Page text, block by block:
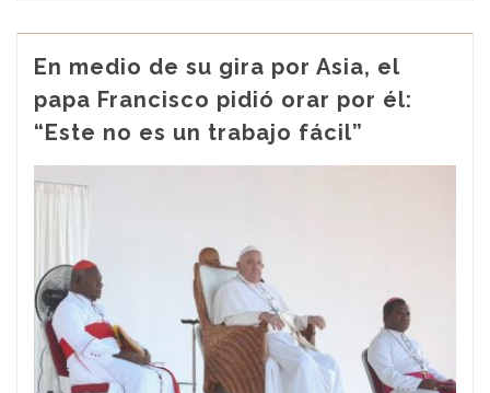
En medio de su gira por Asia, el
papa Francisco pidió orar por él:
“Este no es un trabajo fácil”